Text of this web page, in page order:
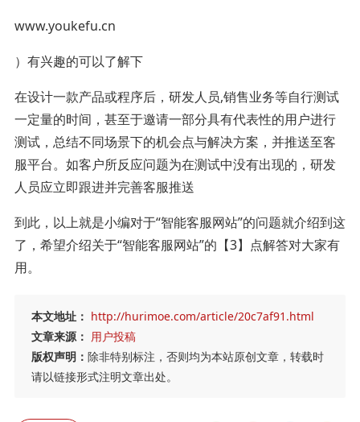
www.youkefu.cn
）有兴趣的可以了解下
在设计一款产品或程序后，研发人员,销售业务等自行测试
一定量的时间，甚至于邀请一部分具有代表性的用户进行
测试，总结不同场景下的机会点与解决方案，并推送至客
服平台。如客户所反应问题为在测试中没有出现的，研发
人员应立即跟进并完善客服推送
到此，以上就是小编对于“智能客服网站”的问题就介绍到这
了，希望介绍关于“智能客服网站”的【3】点解答对大家有
用。
本文地址： http://hurimoe.com/article/20c7af91.html
文章来源： 用户投稿
版权声明： 除非特别标注，否则均为本站原创文章，转载时
请以链接形式注明文章出处。